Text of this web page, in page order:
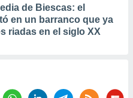
de Biescas: el
en un barranco que ya
riadas en el siglo XX